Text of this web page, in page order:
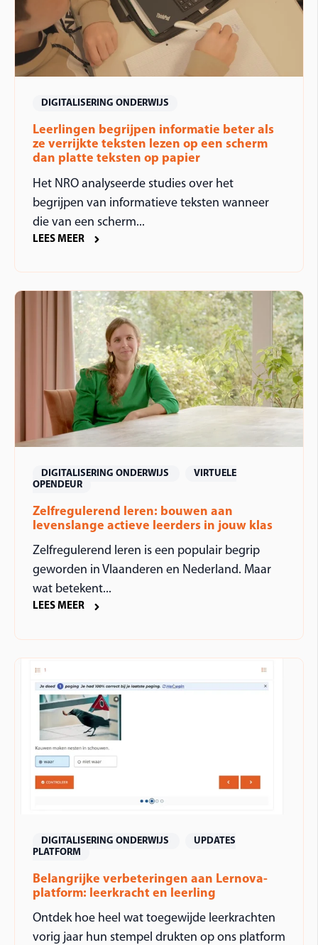
DIGITALISERING ONDERWIJS
Leerlingen begrijpen informatie beter als
ze verrijkte teksten lezen op een scherm
dan platte teksten op papier
Het NRO analyseerde studies over het
begrijpen van informatieve teksten wanneer
die van een scherm...
LEES MEER
DIGITALISERING ONDERWIJS
VIRTUELE
OPENDEUR
Zelfregulerend leren: bouwen aan
levenslange actieve leerders in jouw klas
Zelfregulerend leren is een populair begrip
geworden in Vlaanderen en Nederland. Maar
wat betekent...
LEES MEER
DIGITALISERING ONDERWIJS
UPDATES
PLATFORM
Belangrijke verbeteringen aan Lernova-
platform: leerkracht en leerling
Ontdek hoe heel wat toegewijde leerkrachten
vorig jaar hun stempel drukten op ons platform